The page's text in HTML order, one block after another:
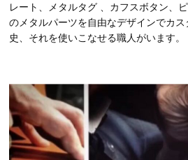
レート、メタルタグ 、カフスボタン、
のメタルパーツを自由なデザインでカ
史、それを使いこなせる職人がいます。